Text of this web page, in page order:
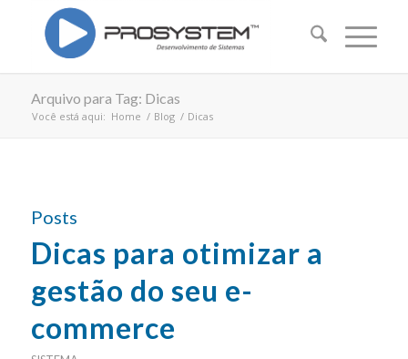
Arquivo para Tag: Dicas
Você está aqui: Home / Blog / Dicas
Posts
Dicas para otimizar a
gestão do seu e-
commerce